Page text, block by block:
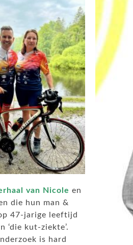
van Nicole en
die hun man &
47-jarige leeftijd
‘die kut-ziekte’.
is hard